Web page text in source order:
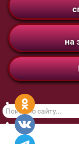
на
Поиск
по
сайту